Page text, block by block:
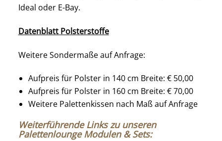
Ideal oder E-Bay.
Datenblatt Polsterstoffe
Weitere Sondermaße auf Anfrage:
Aufpreis für Polster in 140 cm Breite: € 50,00
Aufpreis für Polster in 160 cm Breite: € 70,00
Weitere Palettenkissen nach Maß auf Anfrage
Weiterführende Links zu unseren
Palettenlounge Modulen & Sets: